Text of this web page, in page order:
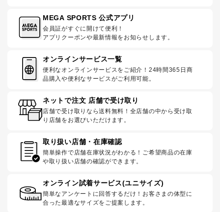
MEGA SPORTS 公式アプリ
会員証がすぐに開けて便利！
アプリクーポンや最新情報をお知らせします。
オンラインサービス一覧
便利なオンラインサービスをご紹介！24時間365日商
品購入や便利なサービスがご利用可能。
ネットで注文 店舗で受け取り
店舗で受け取りなら送料無料！全店舗の中から受け取
り店舗をお選びいただけます。
取り扱い店舗・在庫確認
簡単操作で店舗在庫状況がわかる！ご希望商品の在庫
や取り扱い店舗の確認ができます。
オンライン試着サービス(ユニサイズ)
簡単なアンケートに回答するだけ！お客さまの体型に
合った最適なサイズをご提案します。